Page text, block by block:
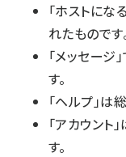
「ホストにな
れたものです
「メッセージ
す。
「ヘルプ」は
「アカウン
す。